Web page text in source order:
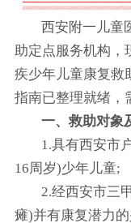
西安附一儿童
助定点服务机构，
疾少年儿童康复救
指南已整理就绪，
一、救助对象
1.具有西安市
16周岁)少年儿童;
2.经西安市三
瘫)并有康复潜力